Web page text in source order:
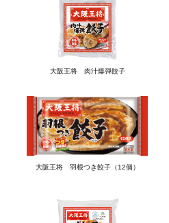
大阪王将 肉汁爆弾餃子
大阪王将 羽根つき餃子（12個）